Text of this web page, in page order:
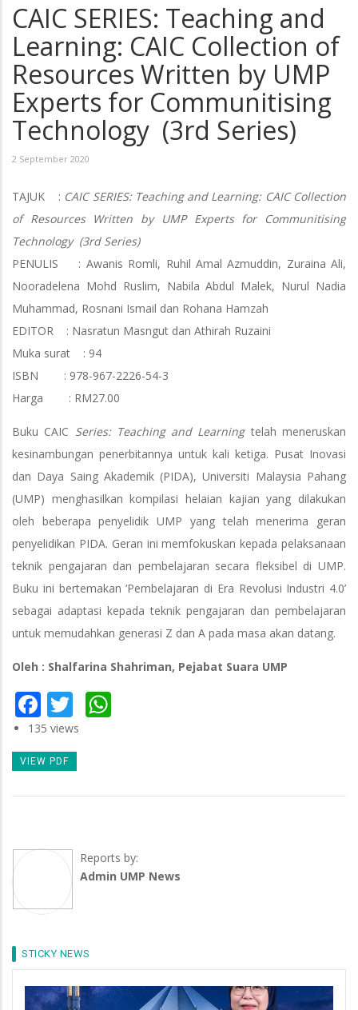
CAIC SERIES: Teaching and
Learning: CAIC Collection of
Resources Written by UMP
Experts for Communitising
Technology (3rd Series)
2 September 2020
TAJUK : CAIC SERIES: Teaching and Learning: CAIC Collection
of Resources Written by UMP Experts for Communitising
Technology (3rd Series)
PENULIS : Awanis Romli, Ruhil Amal Azmuddin, Zuraina Ali,
Nooradelena Mohd Ruslim, Nabila Abdul Malek, Nurul Nadia
Muhammad, Rosnani Ismail dan Rohana Hamzah
EDITOR : Nasratun Masngut dan Athirah Ruzaini
Muka surat : 94
ISBN : 978-967-2226-54-3
Harga : RM27.00
Buku CAIC Series: Teaching and Learningtelah meneruskan
kesinambungan penerbitannya untuk kali ketiga. Pusat Inovasi
dan Daya Saing Akademik (PIDA), Universiti Malaysia Pahang
(UMP) menghasilkan kompilasi helaian kajian yang dilakukan
oleh beberapa penyelidik UMP yang telah menerima geran
penyelidikan PIDA. Geran ini memfokuskan kepada pelaksanaan
teknik pengajaran dan pembelajaran secara fleksibel di UMP.
Buku ini bertemakan ‘Pembelajaran di Era Revolusi Industri 4.0’
sebagai adaptasi kepada teknik pengajaran dan pembelajaran
untuk memudahkan generasi Z dan A pada masa akan datang.
Oleh : Shalfarina Shahriman, Pejabat Suara UMP
Facebook
Twitter
135 views
VIEW PDF
Reports by:
Admin UMP News
STICKY NEWS